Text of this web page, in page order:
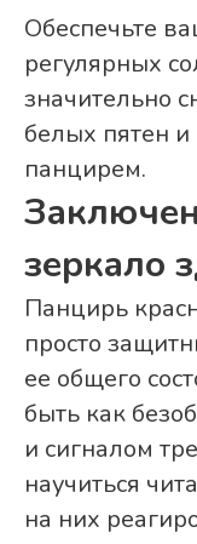
Обеспечьте
регулярных
значительно
белых пятен
панцирем.
зеркало
Панцирь
просто
ее общего
быть как
и сигналом
научиться
на них